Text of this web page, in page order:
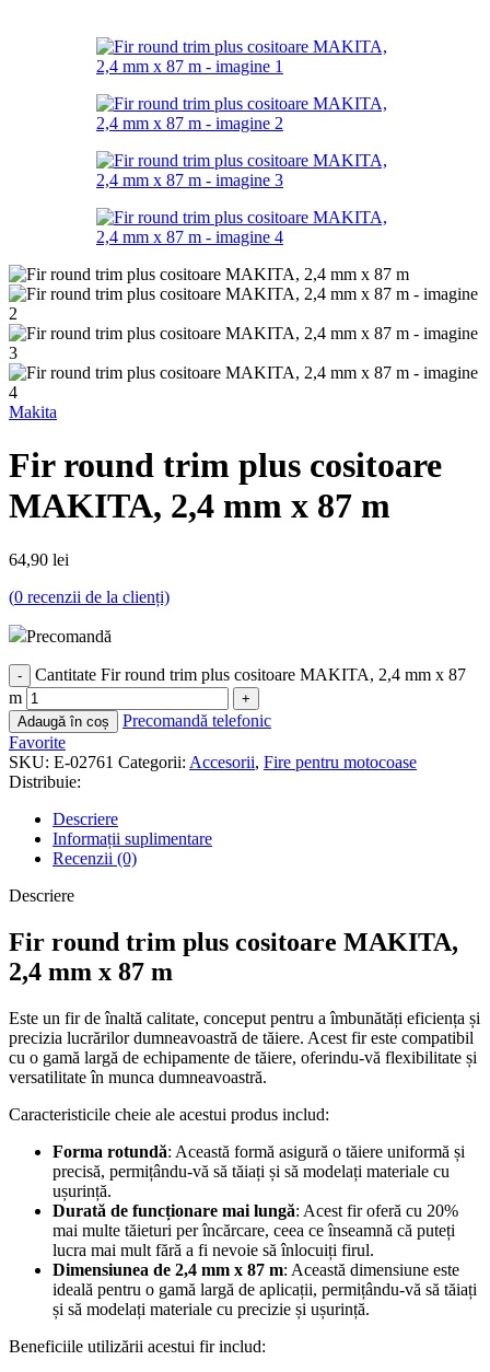
Makita
Fir round trim plus cositoare
MAKITA, 2,4 mm x 87 m
64,90 lei
(0 recenzii de la clienți)
Precomandă
Cantitate Fir round trim plus cositoare MAKITA, 2,4 mm x 87
m
Adaugă în coș
Precomandă telefonic
Favorite
SKU: E-02761 Categorii: Accesorii, Fire pentru motocoase
Distribuie:
Descriere
Informații suplimentare
Recenzii (0)
Descriere
Fir round trim plus cositoare MAKITA,
2,4 mm x 87 m
Este un fir de înaltă calitate, conceput pentru a îmbunătăți eficiența și
precizia lucrărilor dumneavoastră de tăiere. Acest fir este compatibil
cu o gamă largă de echipamente de tăiere, oferindu-vă flexibilitate și
versatilitate în munca dumneavoastră.
Caracteristicile cheie ale acestui produs includ:
Forma rotundă: Această formă asigură o tăiere uniformă și
precisă, permițându-vă să tăiați și să modelați materiale cu
ușurință.
Durată de funcționare mai lungă: Acest fir oferă cu 20%
mai multe tăieturi per încărcare, ceea ce înseamnă că puteți
lucra mai mult fără a fi nevoie să înlocuiți firul.
Dimensiunea de 2,4 mm x 87 m: Această dimensiune este
ideală pentru o gamă largă de aplicații, permițându-vă să tăiați
și să modelați materiale cu precizie și ușurință.
Beneficiile utilizării acestui fir includ: